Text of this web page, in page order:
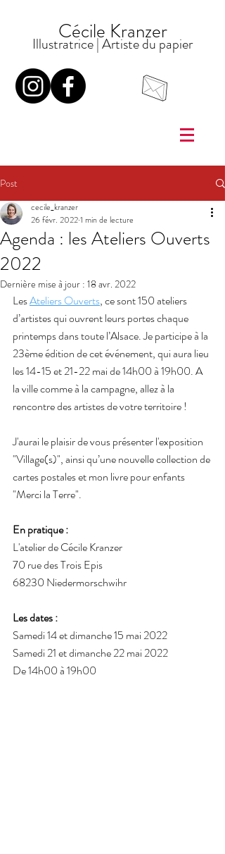
Cécile Kranzer
Illustratrice| Artiste dupapier
Post
Agenda : les Ateliers Ouverts
2022
cecile_kranzer
26 févr. 20221 min de lecture
Dernière mise à jour : 18 avr. 2022
Les Ateliers Ouverts, ce sont 150 ateliers
d’artistes qui ouvrent leurs portes chaque
printemps dans toute l’Alsace. Je participe à la
23ème édition de cet événement, qui aura lieu
les 14-15 et 21-22 mai de 14h00 à 19h00. A
la ville comme à la campagne, allez à la
rencontre des artistes de votre territoire !
J'aurai le plaisir de vous présenter l'exposition
"Village(s)", ainsi qu’une nouvelle collection de
cartes postales et mon livre pour enfants
"Merci la Terre".
En pratique :
L'atelier de Cécile Kranzer
70 rue des Trois Epis
68230 Niedermorschwihr
Les dates :
Samedi 14 et dimanche 15 mai 2022
Samedi 21 et dimanche 22 mai 2022
De 14h00 à 19h00